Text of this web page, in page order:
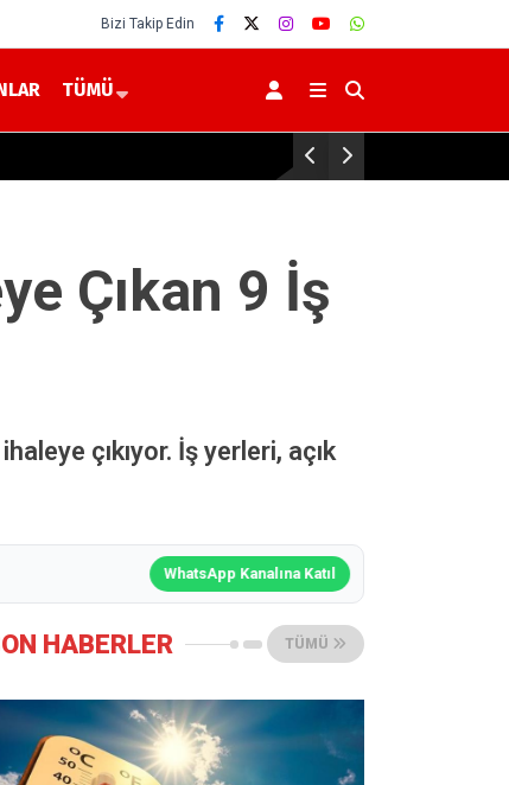
Bizi Takip Edin
TÜMÜ
Yerköy’de ve Sorgun’da Alkollü
Çıkan 9 İş
çıkıyor. İş yerleri, açık
WhatsApp Kanalına Katıl
HABERLER TÜMÜ